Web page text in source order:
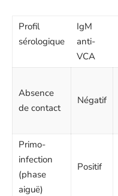
Profil
sérologique
IgM
anti-
VCA
Absence
de contact
Négatif
Primo-
infection
(phase
aiguë)
Positif